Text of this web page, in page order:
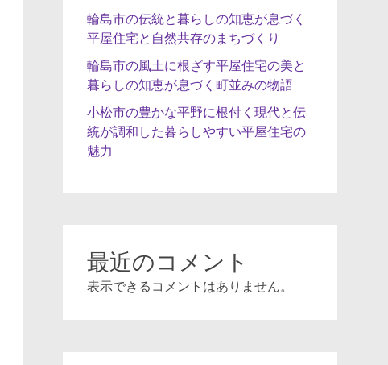
輪島市の伝統と暮らしの知恵が息づく
平屋住宅と自然共存のまちづくり
輪島市の風土に根ざす平屋住宅の美と
暮らしの知恵が息づく町並みの物語
小松市の豊かな平野に根付く現代と伝
統が調和した暮らしやすい平屋住宅の
魅力
最近のコメント
表示できるコメントはありません。